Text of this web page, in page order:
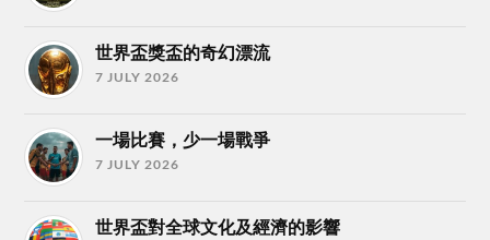
世界盃獎盃的奇幻漂流
7 JULY 2026
一場比賽，少一場戰爭
7 JULY 2026
世界盃對全球文化及經濟的影響